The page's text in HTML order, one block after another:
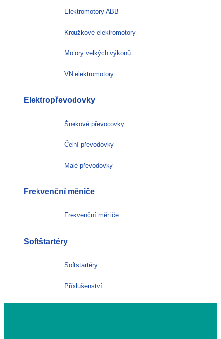
Elektromotory ABB
Kroužkové elektromotory
Motory velkých výkonů
VN elektromotory
Elektropřevodovky
Šnekové převodovky
Čelní převodovky
Malé převodovky
Frekvenční měniče
Frekvenční měniče
Softštartéry
Softstartéry
Příslušenství